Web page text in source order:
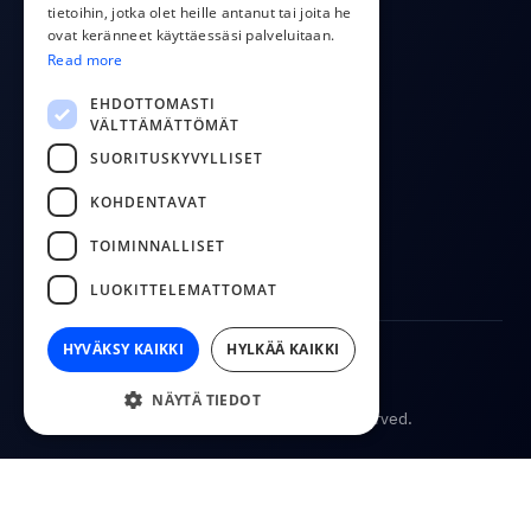
Meista
Ota yhteyttä
FOLLOW US
YouTube
Facebook
LinkedIn
CostPocket. All rights reserved.
Tietosuojakäytäntö
Käyttöehdot
FINNISH
tietoihin, jotka olet heille antanut tai joita he
ovat keränneet käyttäessäsi palveluitaan.
Read more
EHDOTTOMASTI
VÄLTTÄMÄTTÖMÄT
SUORITUSKYVYLLISET
KOHDENTAVAT
TOIMINNALLISET
LUOKITTELEMATTOMAT
HYVÄKSY KAIKKI HYLKÄÄ KAIKKI
NÄYTÄ TIEDOT